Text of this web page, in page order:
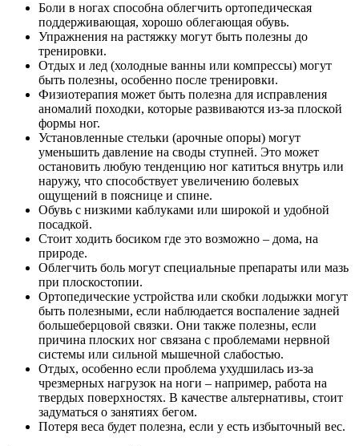
Боли в ногах способна облегчить ортопедическая
поддерживающая, хорошо облегающая обувь.
Упражнения на растяжку могут быть полезны до
тренировки.
Отдых и лед (холодные ванны или компрессы) могут
быть полезны, особенно после тренировки.
Физиотерапия может быть полезна для исправления
аномалий походки, которые развиваются из-за плоской
формы ног.
Установленные стельки (арочные опоры) могут
уменьшить давление на своды ступней. Это может
остановить любую тенденцию ног катиться внутрь или
наружу, что способствует увеличению болевых
ощущений в пояснице и спине.
Обувь с низкими каблуками или широкой и удобной
посадкой.
Стоит ходить босиком где это возможно – дома, на
природе.
Облегчить боль могут специальные препараты или мазь
при плоскостопии.
Ортопедические устройства или скобки лодыжки могут
быть полезными, если наблюдается воспаление задней
большеберцовой связки. Они также полезны, если
причина плоских ног связана с проблемами нервной
системы или сильной мышечной слабостью.
Отдых, особенно если проблема ухудшилась из-за
чрезмерных нагрузок на ноги – например, работа на
твердых поверхностях. В качестве альтернативы, стоит
задуматься о занятиях бегом.
Потеря веса будет полезна, если у есть избыточный вес.